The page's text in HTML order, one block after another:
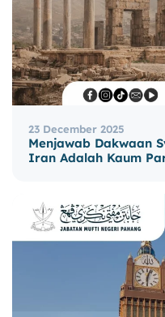
23 December 2025
Menjawab Dakwaan
Iran Adalah Kaum